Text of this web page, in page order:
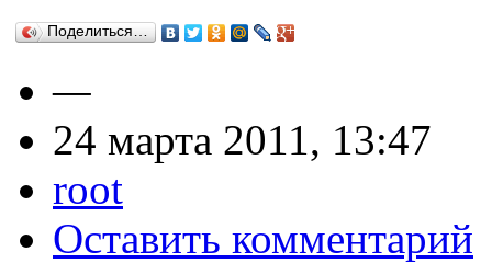
Поделиться…
—
24 марта 2011, 13:47
root
Оставить комментарий